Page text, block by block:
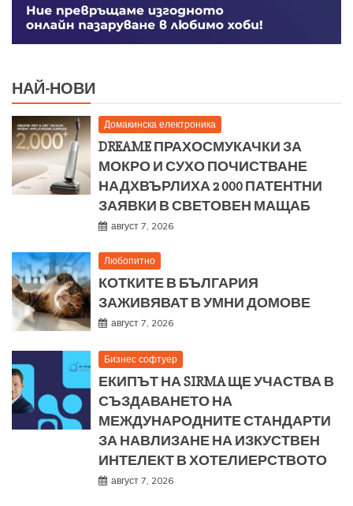
НАЙ-НОВИ
Домакинска електроника
DREAME ПРАХОСМУКАЧКИ ЗА
МОКРО И СУХО ПОЧИСТВАНЕ
НАДХВЪРЛИХА 2 000 ПАТЕНТНИ
ЗАЯВКИ В СВЕТОВЕН МАЩАБ
август 7, 2026
Любопитно
КОТКИТЕ В БЪЛГАРИЯ
ЗАЖИВЯВАТ В УМНИ ДОМОВЕ
август 7, 2026
Бизнес софтуер
ЕКИПЪТ НА SIRMA ЩЕ УЧАСТВА В
СЪЗДАВАНЕТО НА
МЕЖДУНАРОДНИТЕ СТАНДАРТИ
ЗА НАВЛИЗАНЕ НА ИЗКУСТВЕН
ИНТЕЛЕКТ В ХОТЕЛИЕРСТВОТО
август 7, 2026